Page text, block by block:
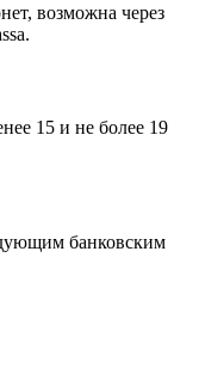
возможна через
15 и не более 19
банковским